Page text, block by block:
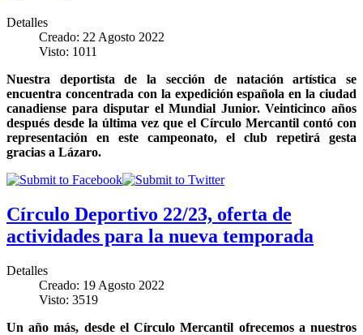
Detalles
Creado: 22 Agosto 2022
Visto: 1011
Nuestra deportista de la sección de natación artística se
encuentra concentrada con la expedición española en la ciudad
canadiense para disputar el Mundial Junior. Veinticinco años
después desde la última vez que el Círculo Mercantil contó con
representación en este campeonato, el club repetirá gesta
gracias a Lázaro.
Círculo Deportivo 22/23, oferta de
actividades para la nueva temporada
Detalles
Creado: 19 Agosto 2022
Visto: 3519
Un año más, desde el Círculo Mercantil ofrecemos a nuestros